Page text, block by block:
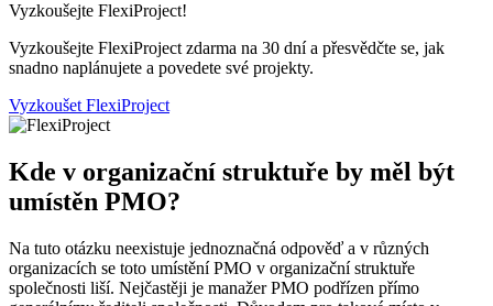
Vyzkoušejte FlexiProject!
Vyzkoušejte FlexiProject zdarma na 30 dní a přesvědčte se, jak
snadno naplánujete a povedete své projekty.
Vyzkoušet FlexiProject
Kde v organizační struktuře by měl být
umístěn PMO?
Na tuto otázku neexistuje jednoznačná odpověď a v různých
organizacích se toto umístění PMO v organizační struktuře
společnosti liší. Nejčastěji je manažer PMO podřízen přímo